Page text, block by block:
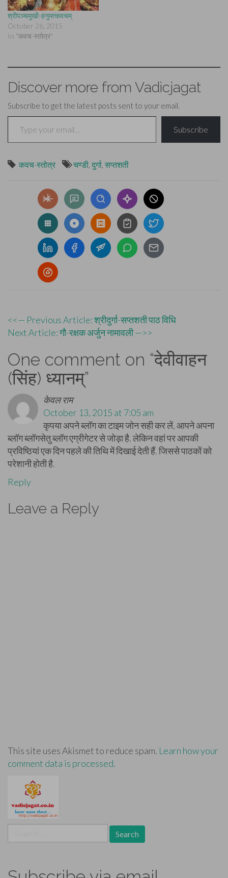
श्रीपञ्चमुखी-हनुमत्कवचम्
October 26, 2015
In "कवच-स्तोत्र"
Discover more from Vadicjagat
Subscribe to get the latest posts sent to your email.
Type your email…
Subscribe
कवच-स्तोत्र चण्डी, दुर्गा, सप्तशती
Post
navigation
<<— Previous Article: श्रीदुर्गा-सप्तशती पाठ विधि
Next Article: गौ-रक्षक अर्जुन नामावली —>>
One comment on “देवीवाहन
(सिंह) ध्यानम्”
केवल राम
October 13, 2015 at 7:05 am
कृपया अपने ब्लॉग का टाइम जोन सही कर लें, आपने अपना
ब्लॉग ब्लॉगसेतु ब्लॉग एग्रीगेटर से जोड़ा है. लेकिन वहां पर आपकी
प्रविष्ठियां एक दिन पहले की तिथि में दिखाई देती हैं. जिससे पाठकों को
परेशानी होती है.
Reply
Leave a Reply
This site uses Akismet to reduce spam. Learn how your
comment data is processed.
for: